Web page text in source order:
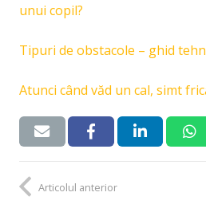
unui copil?
Tipuri de obstacole – ghid
Atunci când văd un cal, simt
Articolul anterior